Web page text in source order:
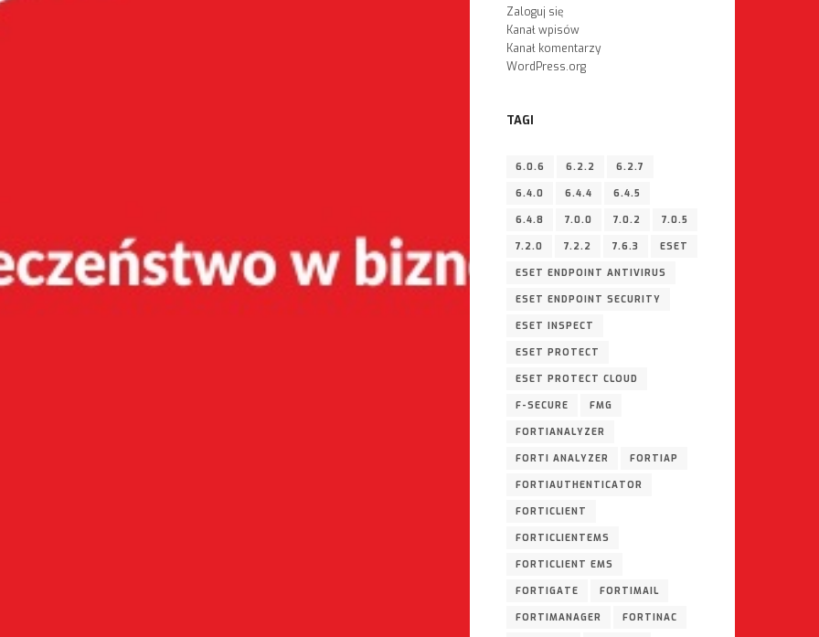
Zaloguj się
Kanał wpisów
Kanał komentarzy
WordPress.org
TAGI
6.0.6 6.2.2 6.2.7
6.4.0 6.4.4 6.4.5
6.4.8 7.0.0 7.0.2 7.0.5
7.2.0 7.2.2 7.6.3 ESET
ESET ENDPOINT ANTIVIRUS
ESET ENDPOINT SECURITY
ESET INSPECT
ESET PROTECT
ESET PROTECT CLOUD
F-SECURE FMG
FORTIANALYZER
FORTI ANALYZER FORTIAP
FORTIAUTHENTICATOR
FORTICLIENT
FORTICLIENTEMS
FORTICLIENT EMS
FORTIGATE FORTIMAIL
FORTIMANAGER FORTINAC